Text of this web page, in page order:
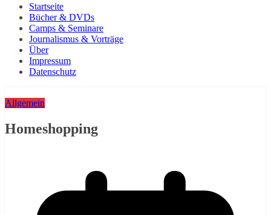
Startseite
Bücher & DVDs
Camps & Seminare
Journalismus & Vorträge
Über
Impressum
Datenschutz
Allgemein
Homeshopping